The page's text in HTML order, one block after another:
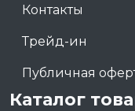
Контакты
Трейд-ин
Публичная
Каталог